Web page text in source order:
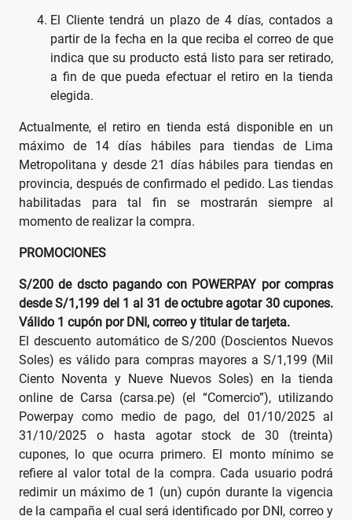
El Cliente tendrá un plazo de 4 días, contados a
partir de la fecha en la que reciba el correo de que
indica que su producto está listo para ser retirado,
a fin de que pueda efectuar el retiro en la tienda
elegida.
Actualmente, el retiro en tienda está disponible en un
máximo de 14 días hábiles para tiendas de Lima
Metropolitana y desde 21 días hábiles para tiendas en
provincia, después de confirmado el pedido. Las tiendas
habilitadas para tal fin se mostrarán siempre al
momento de realizar la compra.
PROMOCIONES
S/200 de dscto pagando con POWERPAY por compras
desde S/1,199 del 1 al 31 de octubre agotar 30 cupones.
Válido 1 cupón por DNI, correo y titular de tarjeta.
El descuento automático de S/200 (Doscientos Nuevos
Soles) es válido para compras mayores a S/1,199 (Mil
Ciento Noventa y Nueve Nuevos Soles) en la tienda
online de Carsa (carsa.pe) (el “Comercio”), utilizando
Powerpay como medio de pago, del 01/10/2025 al
31/10/2025 o hasta agotar stock de 30 (treinta)
cupones, lo que ocurra primero. El monto mínimo se
refiere al valor total de la compra. Cada usuario podrá
redimir un máximo de 1 (un) cupón durante la vigencia
de la campaña el cual será identificado por DNI, correo y